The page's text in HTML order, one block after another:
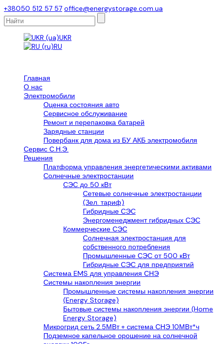
+38050 512 57 57 office@energystorage.com.ua
UKR
RU
Главная
О нас
Электромобили
Оценка состояния авто
Сервисное обслуживание
Ремонт и перепаковка батарей
Зарядные станции
Повербанк для дома из БУ АКБ электромобиля
Сервис С.Н.Э.
Решения
Платформа управления энергетическими активами
Солнечные электростанции
СЭС до 50 кВт
Сетевые солнечные электростанции
(Зел. тариф)
Гибридные СЭС
Энергоменеджмент гибридных СЭС
Коммерческие СЭС
Солнечная электростанция для
собственного потребления
Промышленные СЭС от 500 кВт
Гибридные СЭС для предприятий
Система EMS для управления СНЭ
Системы накопления энергии
Промышленные системы накопления энергии
(Energy Storage)
Бытовые системы накопления энергии (Home
Energy Storage)
Микрогрид сеть 2.5МВт + система СНЭ 10МВт*ч
Подземное капельное орошение на солнечной